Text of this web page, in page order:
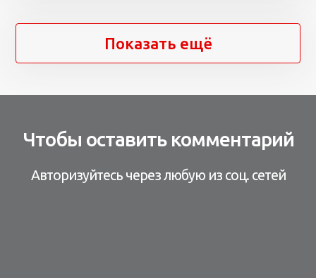
Показать ещё
Чтобы оставить комментарий
Авторизуйтесь через любую из соц. сетей